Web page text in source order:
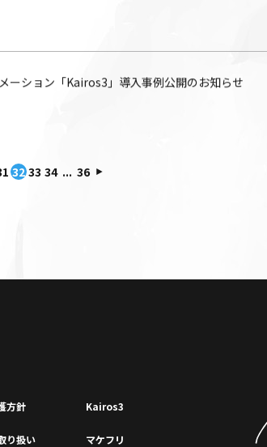
ーション「Kairos3」導入事例公開のお知らせ
32 33 34 ... 36
⽅針
り扱い
Kairos3
マケフリ